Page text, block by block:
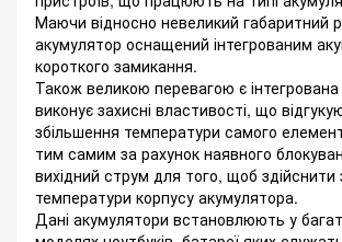
Маючи відносно невеликий габаритний
акумулятор оснащений інтегрованим
короткого замикання.
Також великою перевагою є
виконує захисні властивості, що
збільшення температури самого
тим самим за рахунок наявного
вихідний струм для того, щоб
температури корпусу акумулятора.
Дані акумулятори встановлюють у